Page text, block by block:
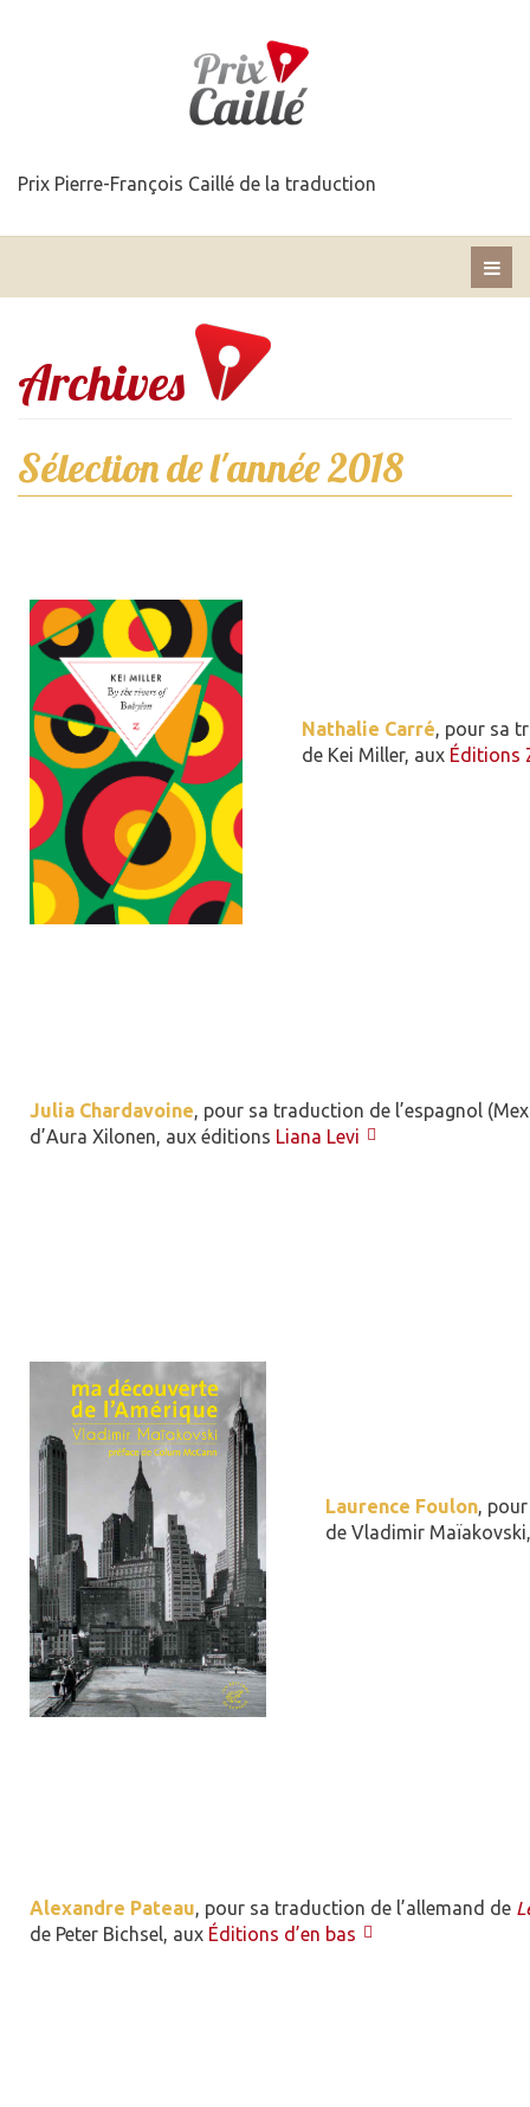
Prix Pierre-François Caillé de la traduction
Archives
Sélection de l'année 2018
Nathalie Carré, pour sa
de Kei Miller, aux Éditions
Julia Chardavoine, pour sa traduction de l’espagnol
d’Aura Xilonen, aux éditions Liana Levi
Laurence Foulon,
de Vladimir
Alexandre Pateau, pour sa traduction de l’allemand de
de Peter Bichsel, aux Éditions d’en bas